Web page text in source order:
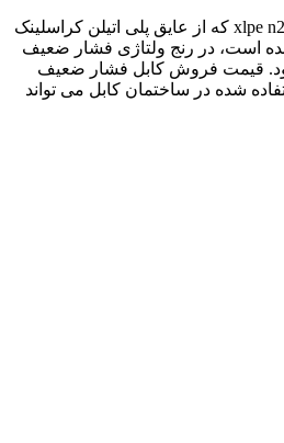
کابل فشار ضعیف زمینی xlpe n2xy که از عایق پلی اتیلن کراسلینک
است، در رنج ولتاژی فشار ضعیف
قیمت فروش کابل فشار ضعیف
شده در ساختمان کابل می تواند